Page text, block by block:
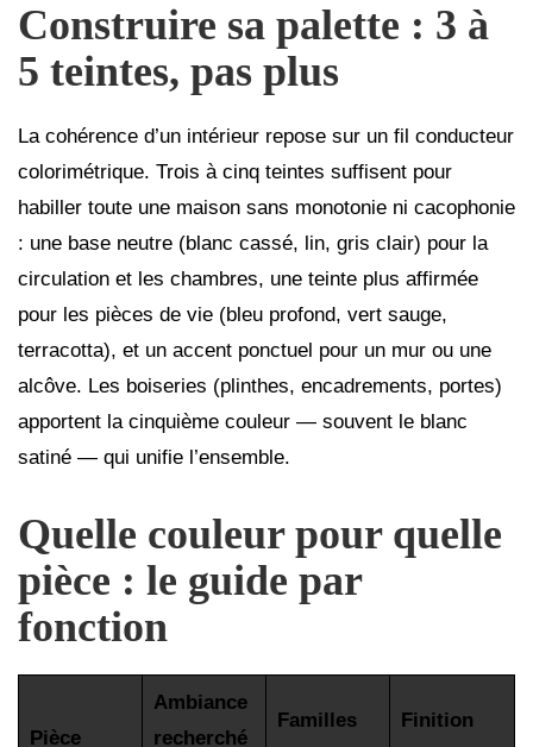
Construire sa palette : 3 à
5 teintes, pas plus
La cohérence d’un intérieur repose sur un fil conducteur
colorimétrique. Trois à cinq teintes suffisent pour
habiller toute une maison sans monotonie ni cacophonie
: une base neutre (blanc cassé, lin, gris clair) pour la
circulation et les chambres, une teinte plus affirmée
pour les pièces de vie (bleu profond, vert sauge,
terracotta), et un accent ponctuel pour un mur ou une
alcôve. Les boiseries (plinthes, encadrements, portes)
apportent la cinquième couleur — souvent le blanc
satiné — qui unifie l’ensemble.
Quelle couleur pour quelle
pièce : le guide par
fonction
Pièce
Ambiance
recherché
Familles
Finition